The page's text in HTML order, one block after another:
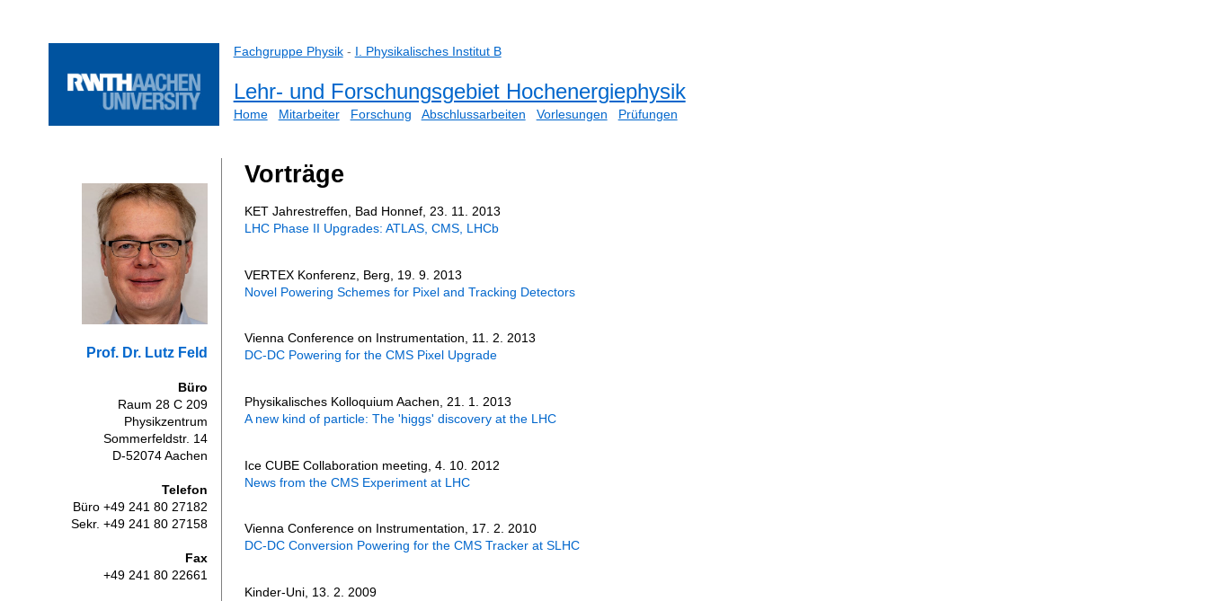
Vorträge
KET Jahrestreffen, Bad Honnef, 23. 11. 2013
LHC Phase II Upgrades: ATLAS, CMS, LHCb
VERTEX Konferenz, Berg, 19. 9. 2013
Novel Powering Schemes for Pixel and Tracking Detectors
Vienna Conference on Instrumentation, 11. 2. 2013
DC-DC Powering for the CMS Pixel Upgrade
Physikalisches Kolloquium Aachen, 21. 1. 2013
A new kind of particle: The 'higgs' discovery at the LHC
Ice CUBE Collaboration meeting, 4. 10. 2012
News from the CMS Experiment at LHC
Vienna Conference on Instrumentation, 17. 2. 2010
DC-DC Conversion Powering for the CMS Tracker at SLHC
Kinder-Uni, 13. 2. 2009